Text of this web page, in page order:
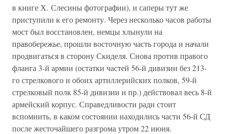
в книге Х. Слесины фотографии), и саперы тут же
приступили к его ремонту. Через несколько часов работы
мост был восстановлен, немцы хлынули на
правобережье, прошли восточную часть города и начали
продвигаться в сторону Скиделя. Снова против правого
фланга 3-й армии (остатки частей 56-й дивизии без 213-
го стрелкового и обоих артиллерийских полков, 59-й
стрелковый полк 85-й дивизии и пр.) действовал весь 8-й
армейский корпус. Справедливости ради стоит
вспомнить, в каком состоянии находились части 56-й СД
после жесточайшего разгрома утром 22 июня.